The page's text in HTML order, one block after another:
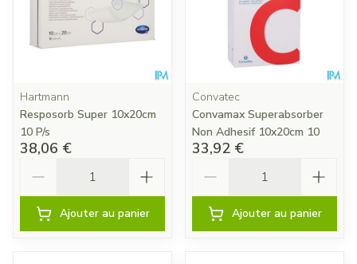
Hartmann
Resposorb Super 10x20cm
10 P/s
38,06 €
Ajouter au panier
Convatec
Convamax Superabsorber
Non Adhesif 10x20cm 10
33,92 €
Ajouter au panier